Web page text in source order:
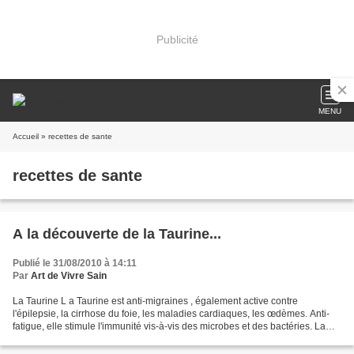
Publicité
MENU
Accueil » recettes de sante
recettes de sante
A la découverte de la Taurine...
Publié le 31/08/2010 à 14:11
Par Art de Vivre Sain
La Taurine L a Taurine est anti-migraines , également active contre
l'épilepsie, la cirrhose du foie, les maladies cardiaques, les œdèmes. Anti-
fatigue, elle stimule l'immunité vis-à-vis des microbes et des bactéries. La